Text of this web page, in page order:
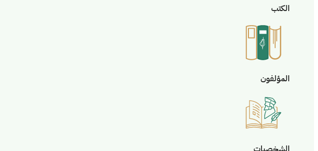
الكتب
المؤلفون
الشخصيات